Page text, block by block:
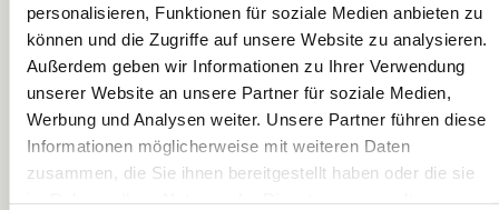
personalisieren, Funktionen für soziale Medien anbieten zu
können und die Zugriffe auf unsere Website zu analysieren.
Außerdem geben wir Informationen zu Ihrer Verwendung
unserer Website an unsere Partner für soziale Medien,
Werbung und Analysen weiter. Unsere Partner führen diese
Informationen möglicherweise mit weiteren Daten
zusammen, die Sie ihnen bereitgestellt haben oder die sie
Indianerfedern |
250 - 300 mm, 6
Stück
KNORR prandell
Feder | 350 mm,
weiß
KNORR prandell